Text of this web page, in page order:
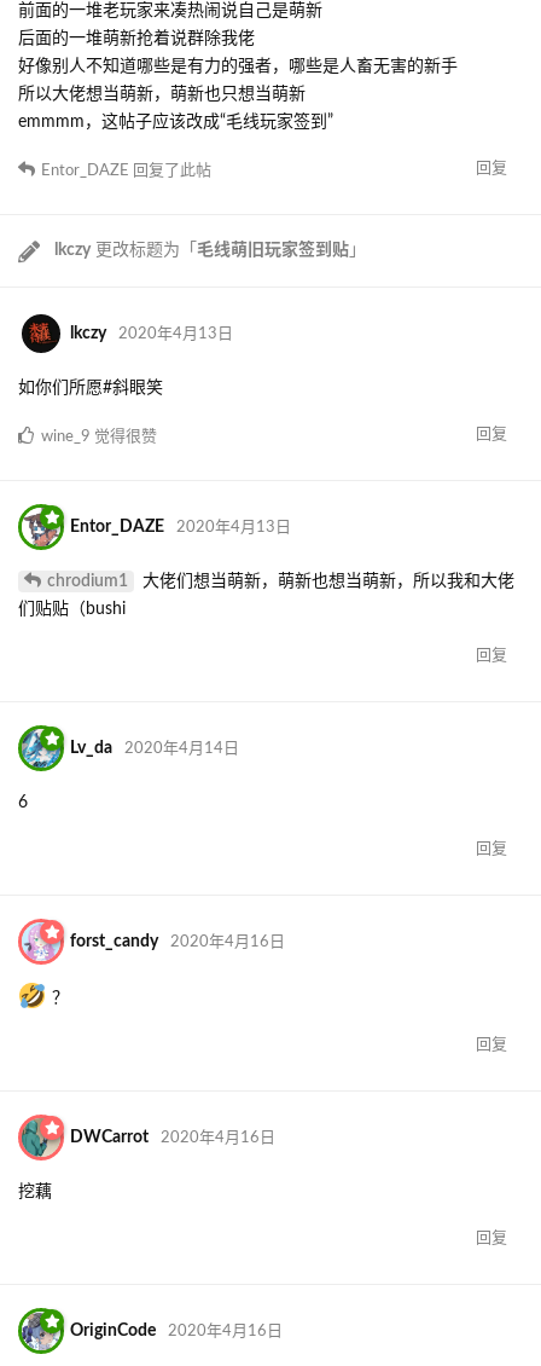
前面的一堆老玩家来凑热闹说自己是萌新
后面的一堆萌新抢着说群除我佬
好像别人不知道哪些是有力的强者，哪些是人畜无害的新手
所以大佬想当萌新，萌新也只想当萌新
emmmm，这帖子应该改成“毛线玩家签到”
回复
Entor_DAZE 回复了此帖
lkczy更改标题为「 毛线萌旧玩家签到贴 」
lkczy 2020年4月13日
如你们所愿#斜眼笑
回复
wine_9 觉得很赞
Entor_DAZE 2020年4月13日
chrodium1
大佬们想当萌新，萌新也想当萌新，所以我和大佬
们贴贴（bushi
回复
Lv_da 2020年4月14日
6
回复
forst_candy 2020年4月16日
？
回复
DWCarrot 2020年4月16日
挖藕
回复
OriginCode 2020年4月16日